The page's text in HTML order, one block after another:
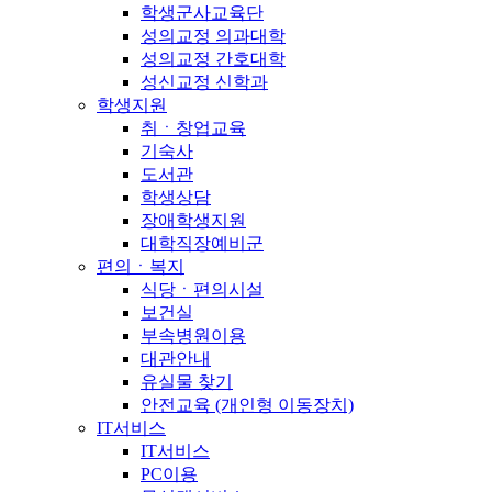
학생군사교육단
성의교정 의과대학
성의교정 간호대학
성신교정 신학과
학생지원
취ㆍ창업교육
기숙사
도서관
학생상담
장애학생지원
대학직장예비군
편의ㆍ복지
식당ㆍ편의시설
보건실
부속병원이용
대관안내
유실물 찾기
안전교육 (개인형 이동장치)
IT서비스
IT서비스
PC이용